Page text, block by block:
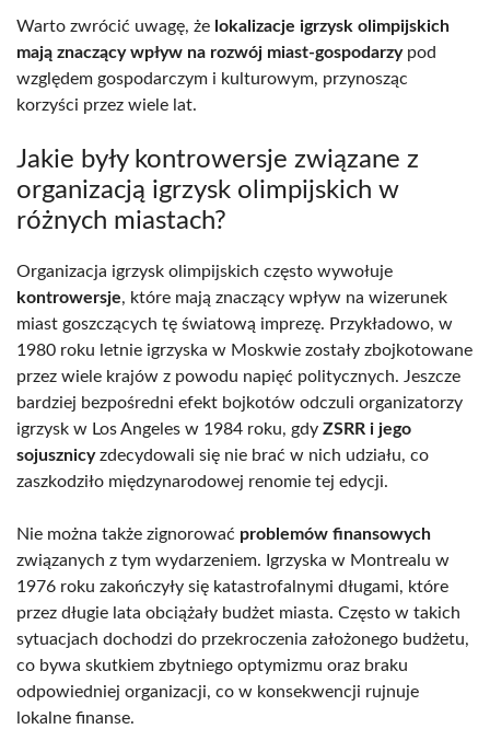
Warto zwrócić uwagę, że lokalizacje igrzysk olimpijskich
mają znaczący wpływ na rozwój miast-gospodarzypod
względem gospodarczym i kulturowym, przynosząc
korzyści przez wiele lat.
Jakie były kontrowersje związane z
organizacją igrzysk olimpijskich w
różnych miastach?
Organizacja igrzysk olimpijskich często wywołuje
kontrowersje, które mają znaczący wpływ na wizerunek
miast goszczących tę światową imprezę. Przykładowo, w
1980 roku letnie igrzyska w Moskwie zostały zbojkotowane
przez wiele krajów z powodu napięć politycznych. Jeszcze
bardziej bezpośredni efekt bojkotów odczuli organizatorzy
igrzysk w Los Angeles w 1984 roku, gdy ZSRR i jego
sojusznicyzdecydowali się nie brać w nich udziału, co
zaszkodziło międzynarodowej renomie tej edycji.
Nie można także zignorować problemów finansowych
związanych z tym wydarzeniem. Igrzyska w Montrealu w
1976 roku zakończyły się katastrofalnymi długami, które
przez długie lata obciążały budżet miasta. Często w takich
sytuacjach dochodzi do przekroczenia założonego budżetu,
co bywa skutkiem zbytniego optymizmu oraz braku
odpowiedniej organizacji, co w konsekwencji rujnuje
lokalne finanse.